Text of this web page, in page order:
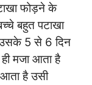
फोड़ने के
बहुत पटाखा
5 से 6 दिन
मजा आता है
आता है उसी